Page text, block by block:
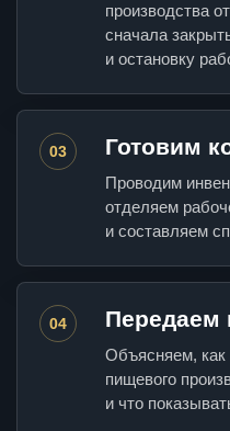
производства
сначала
и остановку
03 Готовим
Проводим
отделяем
и составляем
04 Передаем
Объясняем,
пищевого
и что